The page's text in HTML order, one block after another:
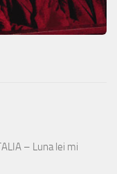
– Luna lei mi